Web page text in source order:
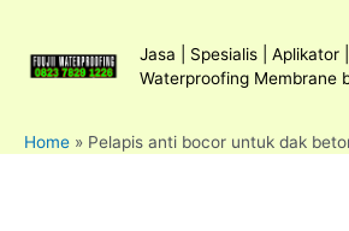
konten
Jasa | Spesialis | Aplikator
Waterproofing Membrane
Home » Pelapis anti bocor untuk dak